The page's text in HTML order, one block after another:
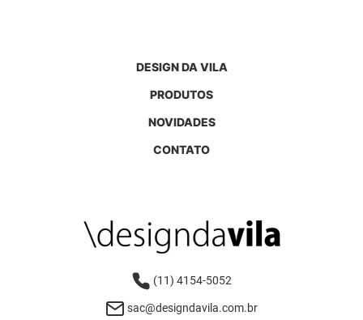
DESIGN DA VILA
PRODUTOS
NOVIDADES
CONTATO
(11) 4154-5052
sac@designdavila.com.br